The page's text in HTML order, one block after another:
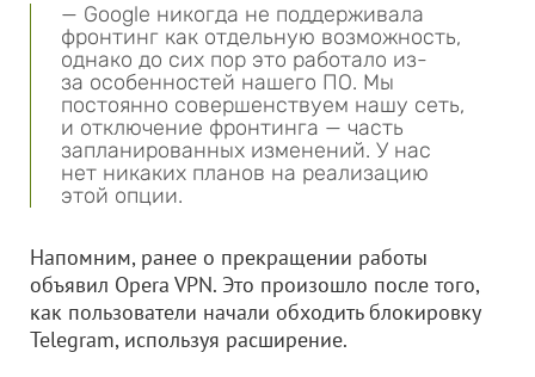
— Google никогда не поддерживала
фронтинг как отдельную возможность,
однако до сих пор это работало из-
за особенностей нашего ПО. Мы
постоянно совершенствуем нашу сеть,
и отключение фронтинга — часть
запланированных изменений. У нас
нет никаких планов на реализацию
этой опции.
Напомним, ранее о прекращении работы
объявил Opera VPN. Это произошло после того,
как пользователи начали обходить блокировку
Telegram, используя расширение.